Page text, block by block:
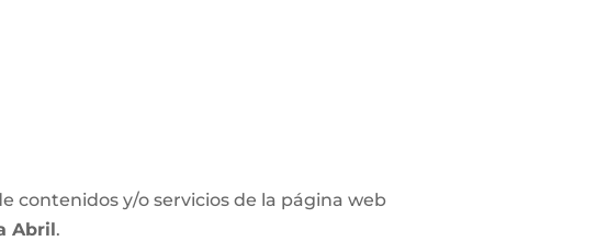
contenidos y/o servicios de la página web
Abril.